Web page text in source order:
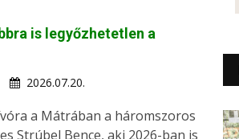
is legyőzhetetlen a
2026.07.20.
a Mátrában a háromszoros
Strúbel Bence, aki 2026-ban is